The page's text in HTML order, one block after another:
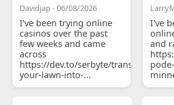
Davidjap - 06/08/2026
I've been trying online
casinos over the past
few weeks and came
across
https://dev.to/serbyte/transform-
your-lawn-into-...
I've
and